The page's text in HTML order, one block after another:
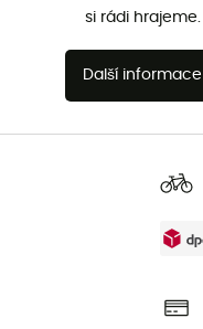
si rádi hrajeme.
Další informace